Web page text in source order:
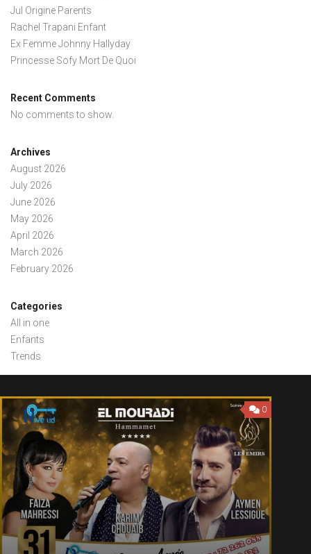
Jul Origine Parents
Rachel Trapani Enfant
Ex Femme Johnny Hallyday
Princesse Sofy Mort De Quoi
Recent Comments
No comments to show.
Archives
August 2026
July 2026
June 2026
May 2026
April 2026
March 2026
February 2026
Categories
All in one
Enfants
Trends
0